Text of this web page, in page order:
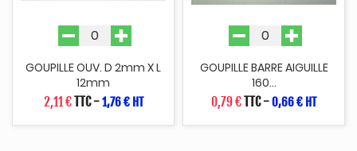
GOUPILLE OUV. D 2mm X L
12mm
2,11 €TTC-1,76 € HT
GOUPILLE BARRE AIGUILLE
160...
0,79 €TTC-0,66 € HT